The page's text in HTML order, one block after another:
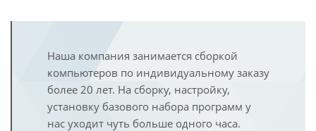
Наша компания занимается сборкой
компьютеров по индивидуальному заказу
более 20 лет. На сборку, настройку,
установку базового набора программ у
нас уходит чуть больше одного часа.